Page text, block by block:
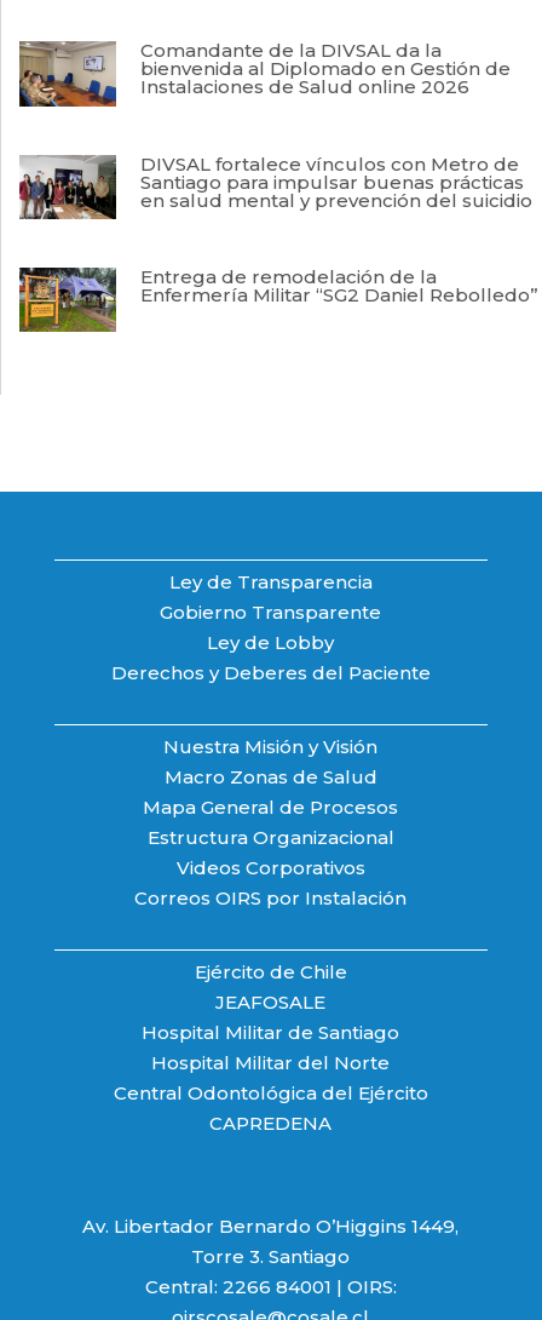
Comandante de la DIVSAL da la
bienvenida al Diplomado en Gestión de
Instalaciones de Salud online 2026
DIVSAL fortalece vínculos con Metro de
Santiago para impulsar buenas prácticas
en salud mental y prevención del suicidio
Entrega de remodelación de la
Enfermería Militar “SG2 Daniel Rebolledo”
Ley de Transparencia
Gobierno Transparente
Ley de Lobby
Derechos y Deberes del Paciente
Nuestra Misión y Visión
Macro Zonas de Salud
Mapa General de Procesos
Estructura Organizacional
Videos Corporativos
Correos OIRS por Instalación
Ejército de Chile
JEAFOSALE
Hospital Militar de Santiago
Hospital Militar del Norte
Central Odontológica del Ejército
CAPREDENA
Av. Libertador Bernardo O’Higgins 1449,
Torre 3. Santiago
Central: 2266 84001 | OIRS: